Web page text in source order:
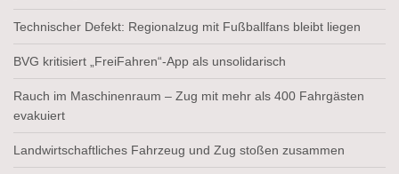
Technischer Defekt: Regionalzug mit Fußballfans bleibt liegen
BVG kritisiert „FreiFahren“-App als unsolidarisch
Rauch im Maschinenraum – Zug mit mehr als 400 Fahrgästen
evakuiert
Landwirtschaftliches Fahrzeug und Zug stoßen zusammen